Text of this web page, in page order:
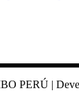
PERÚ |